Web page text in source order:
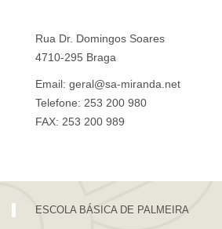
Rua Dr. Domingos Soares
4710-295 Braga
Email: geral@sa-miranda.net
Telefone: 253 200 980
FAX: 253 200 989
ESCOLA BÁSICA DE PALMEIRA